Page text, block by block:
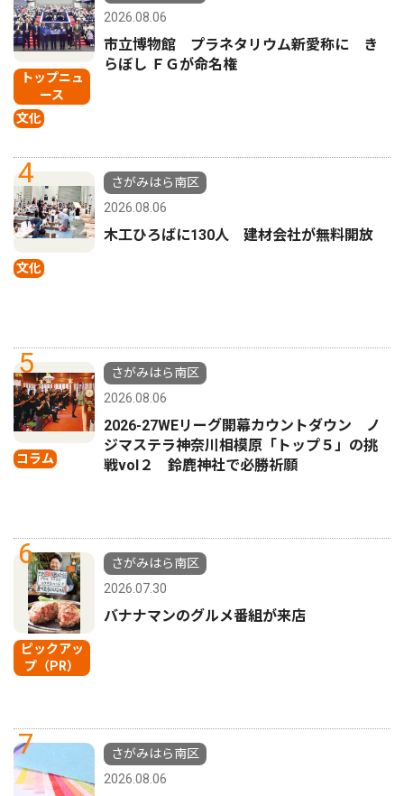
トップニュ
ース
文化
2026.08.06
市立博物館 プラネタリウム新愛称に き
らぼし ＦＧが命名権
4
文化
さがみはら南区
2026.08.06
木工ひろばに130人 建材会社が無料開放
5
コラム
さがみはら南区
2026.08.06
2026-27WEリーグ開幕カウントダウン ノ
ジマステラ神奈川相模原「トップ５」の挑
戦vol２ 鈴鹿神社で必勝祈願
6
ピックアッ
プ（PR）
さがみはら南区
2026.07.30
バナナマンのグルメ番組が来店
7
さがみはら南区
2026.08.06